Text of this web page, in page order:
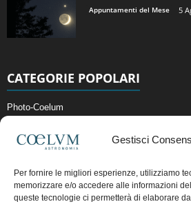
Gestisci
Per fornire le migliori esperienze, utilizziamo
memorizzare e/o accedere alle informazioni
queste tecnologie ci permetterà di elaborare
Appuntamenti del Mese 5
CATEGORIE POPOLARI
Photo-Coelum
News di Astronomia
Cielo del Mese
Astronomia, Astrofisica e Cosmologia